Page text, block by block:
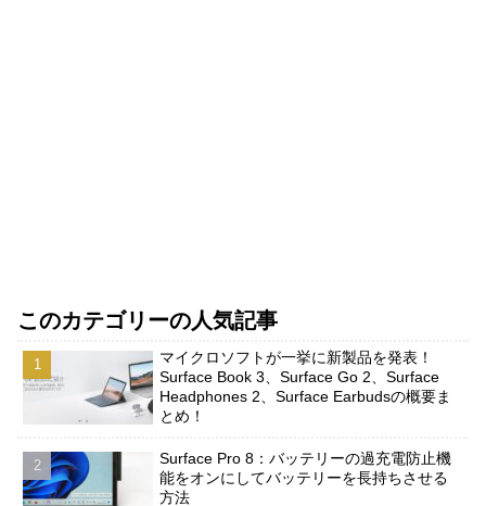
このカテゴリーの人気記事
マイクロソフトが一挙に新製品を発表！
Surface Book 3、Surface Go 2、Surface
Headphones 2、Surface Earbudsの概要ま
とめ！
Surface Pro 8：バッテリーの過充電防止機
能をオンにしてバッテリーを長持ちさせる
方法